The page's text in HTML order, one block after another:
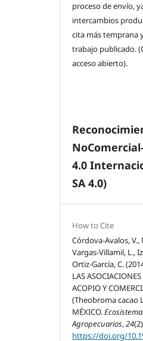
proceso de envío,
intercambios
cita más temprana
trabajo publicado.
acceso abierto).
4.0
SA 4.0)
How to Cite
Córdova-Avalos, V.,
Vargas-Villamil, L.,
Ortiz-García, C.
LAS
ACOPIO Y
(Theobroma cacao
MÉXICO.
Agropecuarios,24
https://doi.org/